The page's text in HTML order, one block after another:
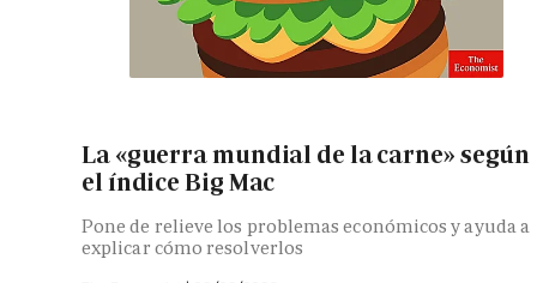
La «guerra mundial de la carne» según
el índice Big Mac
Pone de relieve los problemas económicos y ayuda a
explicar cómo resolverlos